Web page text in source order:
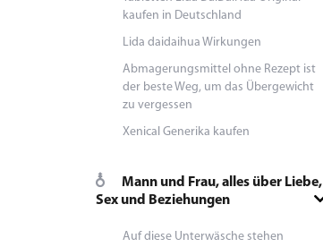
kaufen in Deutschland
Lida daidaihua Wirkungen
Abmagerungsmittel ohne Rezept ist
der beste Weg, um das Übergewicht
zu vergessen
Xenical Generika kaufen
Mann und Frau, alles über Liebe,
Sex und Beziehungen
Auf diese Unterwäsche stehen